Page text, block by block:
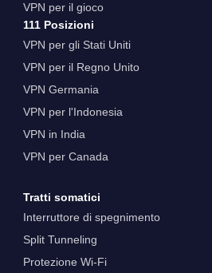
VPN per il gioco
111 Posizioni
VPN per gli Stati Uniti
VPN per il Regno Unito
VPN Germania
VPN per l'Indonesia
VPN in India
VPN per Canada
Tratti somatici
Interruttore di spegnimento
Split Tunneling
Protezione Wi-Fi